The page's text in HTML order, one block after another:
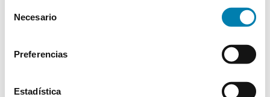
Necesario
Preferencias
Estadística
Acceder
Ejercicio de derechos
Delegado Protección de